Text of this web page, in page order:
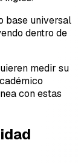
base universal
dentro de
medir su
con estas